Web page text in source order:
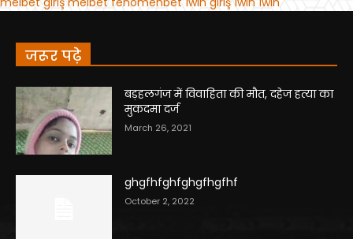
जरूर पढ़े
बड़हलगंज में विवाहिता की मौत, दहेज हत्या का
मुकदमा दर्ज
March 26, 2021
ghgfhfghfghgfhgfhf
October 2, 2022